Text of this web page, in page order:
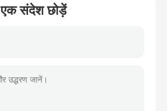
एक संदेश छोड़ें